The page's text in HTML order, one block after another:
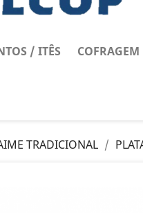
/ ITÊS COFRAGEM
TRADICIONAL